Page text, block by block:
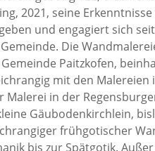
2021, seine
und engagiert sich
Die
Paitzkofen,
mit den
Malerei in der
Gäubodenkirchlein,
frühgotischer
bis zur Spätgotik.